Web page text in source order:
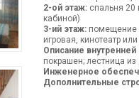
2-ой этаж:спальня 20
кабиной)
3-ий этаж:помещение
игровая, кинотеатр
Описание
покрашен; лестница из
Инженерное
Дополнительные